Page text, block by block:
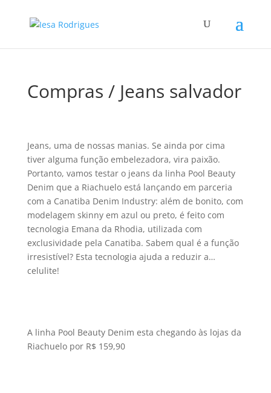
Compras / Jeans salvador
Jeans, uma de nossas manias. Se ainda por cima
tiver alguma função embelezadora, vira paixão.
Portanto, vamos testar o jeans da linha Pool Beauty
Denim que a Riachuelo está lançando em parceria
com a Canatiba Denim Industry: além de bonito, com
modelagem skinny em azul ou preto, é feito com
tecnologia Emana da Rhodia, utilizada com
exclusividade pela Canatiba. Sabem qual é a função
irresistí­vel? Esta tecnologia ajuda a reduzir a…
celulite!
A linha Pool Beauty Denim esta chegando às lojas da
Riachuelo por R$ 159,90